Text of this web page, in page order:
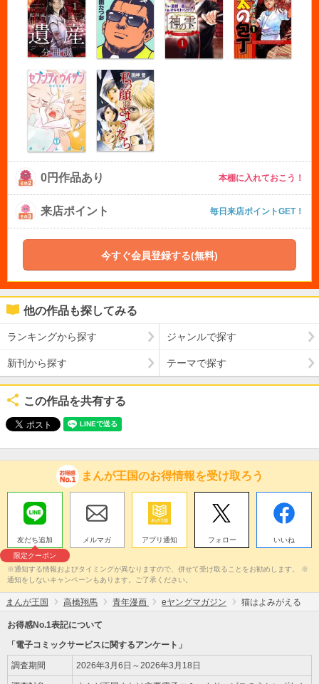
0円作品あり 本棚に入れておこう！
来店ポイント 毎日来店ポイントGET！
今すぐ会員登録する(無料)
他の作品も探してみる
ランキングから探す ジャンルで探す
新刊から探す テーマで探す
この作品を共有する
まんが王国のお得情報を受け取ろう
友だち追加
限定クーポン
メルマガ アプリ通知 フォロー いいね
※通知する情報およびタイミングが異なりますので、併せて受け取ることをお勧めします。 ※
通知をしないキャンペーンもあります。ご了承ください。
まんが王国 高橋翔馬 青年漫画 eヤングマガジン 猫はよみがえる
お得感No.1表記について
「電子コミックサービスに関するアンケート」
調査期間 2026年3月6日～2026年3月18日